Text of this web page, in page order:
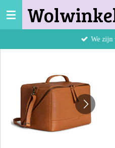
Ga
de
We zijn